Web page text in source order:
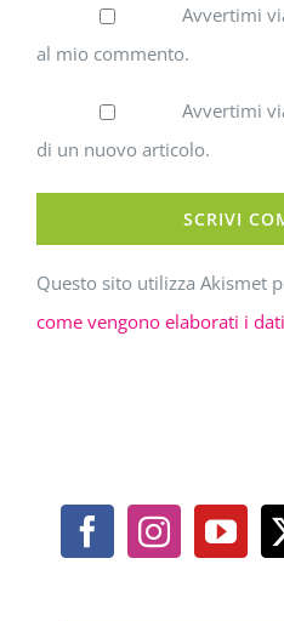
Avvertimi
al mio commento.
Avvertimi
di un nuovo articolo.
Questo sito utilizza Akismet
come vengono elaborati i